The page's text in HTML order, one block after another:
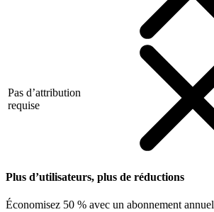
Pas d’attribution
requise
Plus d’utilisateurs, plus de réductions
Économisez 50 % avec un abonnement annuel